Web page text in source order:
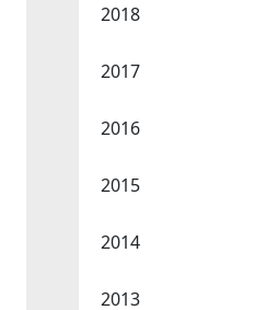
2018
2017
2016
2015
2014
2013